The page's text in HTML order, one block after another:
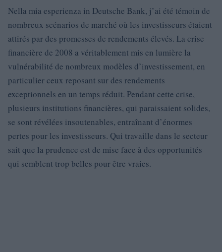
Nella mia esperienza in Deutsche Bank, j’ai été témoin de
nombreux scénarios de marché où les investisseurs étaient
attirés par des promesses de rendements élevés. La crise
financière de 2008 a véritablement mis en lumière la
vulnérabilité de nombreux modèles d’investissement, en
particulier ceux reposant sur des rendements
exceptionnels en un temps réduit. Pendant cette crise,
plusieurs institutions financières, qui paraissaient solides,
se sont révélées insoutenables, entraînant d’énormes
pertes pour les investisseurs. Qui travaille dans le secteur
sait que la prudence est de mise face à des opportunités
qui semblent trop belles pour être vraies.